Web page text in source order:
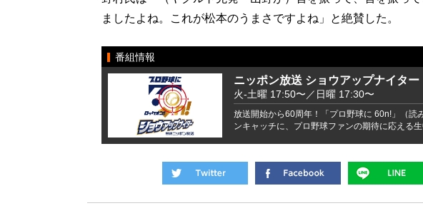
ましたよね。これが松本のうまさですよね」と絶賛した。
番組情報
ニッポン放送 ショウアップナイター
火-土曜 17:50〜／日曜 17:30〜
放送開始から60周年！「プロ野球に 60n!」（読
ンキャッチに、プロ野球ファンの期待に応える